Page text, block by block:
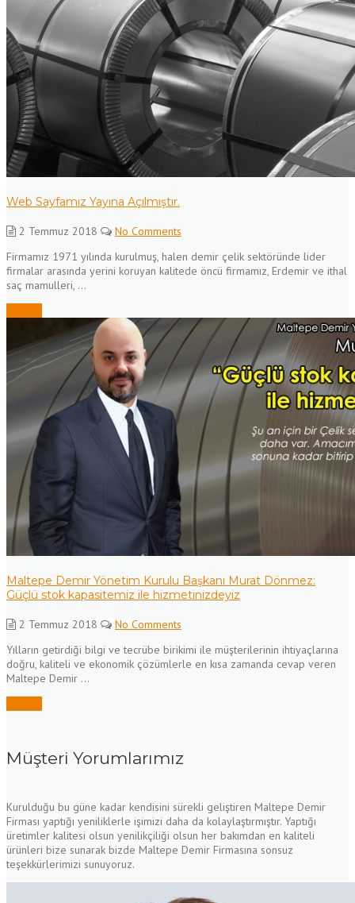
Web Sayfamız Yayına Açılmıştır.
2 Temmuz 2018
No Comments
Firmamız 1971 yılında kurulmuş, halen demir çelik sektöründe lider
firmalar arasında yerini koruyan kalitede öncü firmamız, Erdemir ve ithal
saç mamulleri, ...
Maltepe Demir Yönetim Kurulu Başkanı Murat Dönmez:
Güçlü stok kapasitemiz ile hizmetinizdeyiz
2 Temmuz 2018
No Comments
Yılların getirdiği bilgi ve tecrübe birikimi ile müşterilerinin ihtiyaçlarına
doğru, kaliteli ve ekonomik çözümlerle en kısa zamanda cevap veren
Maltepe Demir ...
Müşteri Yorumlarımız
Kurulduğu bu güne kadar kendisini sürekli geliştiren Maltepe Demir
Firması yaptığı yeniliklerle işimizi daha da kolaylaştırmıştır. Yaptığı
üretimler kalitesi olsun yenilikçiliği olsun her bakımdan en kaliteli
ürünleri bize sunarak bizde Maltepe Demir Firmasına sonsuz
teşekkürlerimizi sunuyoruz.